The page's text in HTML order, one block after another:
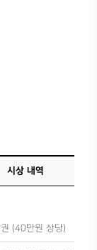
시상 내역
(40만원 상당)